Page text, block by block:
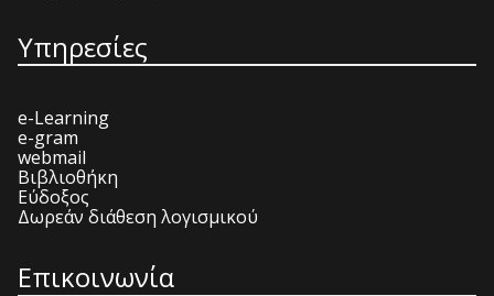
Υπηρεσίες
e-Learning
e-gram
webmail
Βιβλιοθήκη
Εύδοξος
Δωρεάν διάθεση λογισμικού
Επικοινωνία